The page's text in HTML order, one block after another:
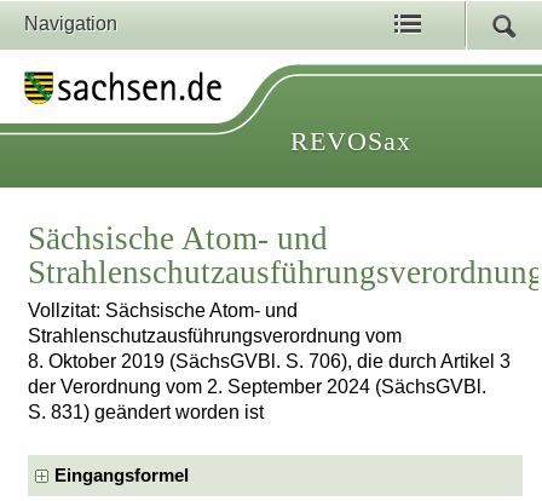
Navigation
REVOSax
Sächsische Atom- und
Vollzitat: Sächsische Atom- und
Strahlenschutzausführungsverordnung vom
8. Oktober 2019 (SächsGVBl. S. 706), die durch Artikel 3
der Verordnung vom 2. September 2024 (SächsGVBl.
S. 831) geändert worden ist
Eingangsformel